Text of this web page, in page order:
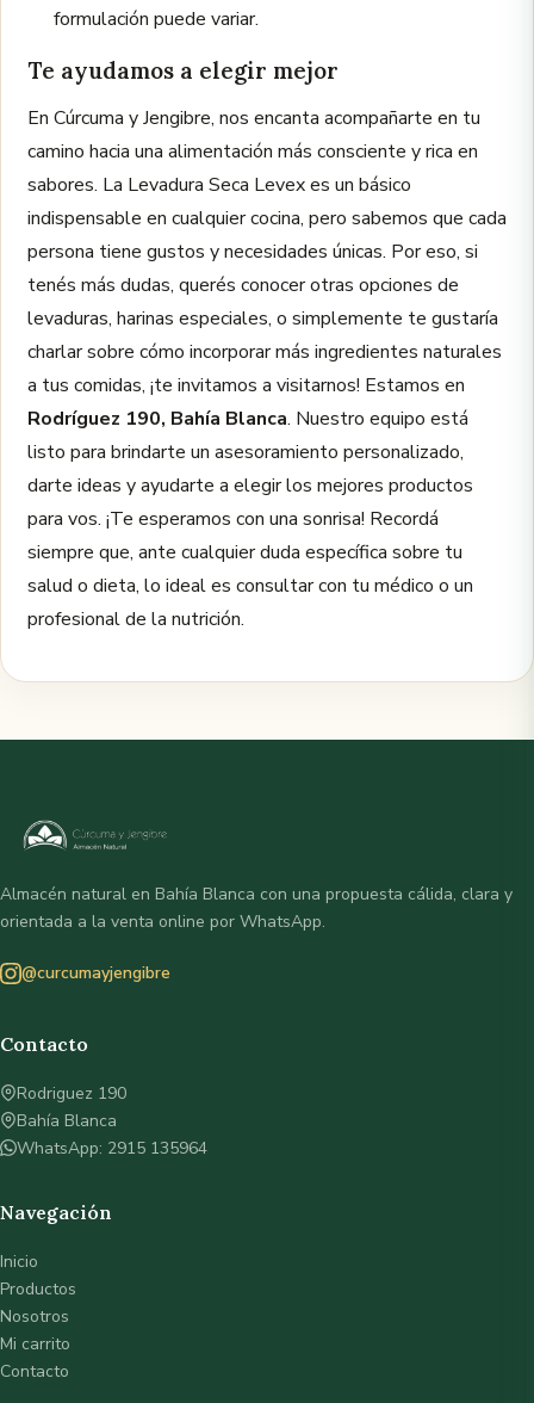
formulación puede variar.
Te ayudamos a elegir mejor
En Cúrcuma y Jengibre, nos encanta acompañarte en tu
camino hacia una alimentación más consciente y rica en
sabores. La Levadura Seca Levex es un básico
indispensable en cualquier cocina, pero sabemos que cada
persona tiene gustos y necesidades únicas. Por eso, si
tenés más dudas, querés conocer otras opciones de
levaduras, harinas especiales, o simplemente te gustaría
charlar sobre cómo incorporar más ingredientes naturales
a tus comidas, ¡te invitamos a visitarnos! Estamos en
Rodríguez 190, Bahía Blanca. Nuestro equipo está
listo para brindarte un asesoramiento personalizado,
darte ideas y ayudarte a elegir los mejores productos
para vos. ¡Te esperamos con una sonrisa! Recordá
siempre que, ante cualquier duda específica sobre tu
salud o dieta, lo ideal es consultar con tu médico o un
profesional de la nutrición.
Almacén natural en Bahía Blanca con una propuesta cálida, clara y
orientada a la venta online por WhatsApp.
@curcumayjengibre
Contacto
Rodriguez 190
Bahía Blanca
WhatsApp: 2915 135964
Navegación
Inicio
Productos
Nosotros
Mi carrito
Contacto